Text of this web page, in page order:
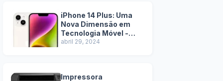
iPhone 14 Plus: Uma
Nova Dimensão em
Tecnologia Móvel -
Pros e Contras
abril 29, 2024
Impressora